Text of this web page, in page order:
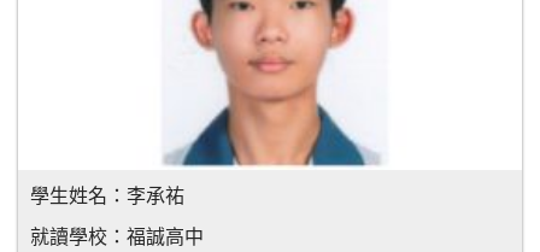
學生姓名： 李承祐
就讀學校： 福誠高中